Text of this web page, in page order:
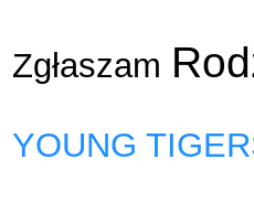
Zgłaszam
YOUNG